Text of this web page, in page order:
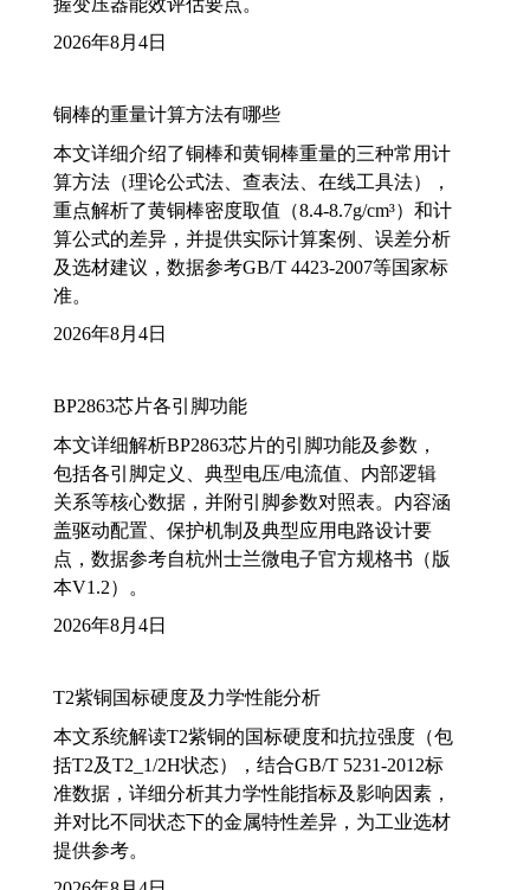
握变压器能效评估要点。
2026年8月4日
铜棒的重量计算方法有哪些
本文详细介绍了铜棒和黄铜棒重量的三种常用计
算方法（理论公式法、查表法、在线工具法），
重点解析了黄铜棒密度取值（8.4-8.7g/cm³）和计
算公式的差异，并提供实际计算案例、误差分析
及选材建议，数据参考GB/T 4423-2007等国家标
准。
2026年8月4日
BP2863芯片各引脚功能
本文详细解析BP2863芯片的引脚功能及参数，
包括各引脚定义、典型电压/电流值、内部逻辑
关系等核心数据，并附引脚参数对照表。内容涵
盖驱动配置、保护机制及典型应用电路设计要
点，数据参考自杭州士兰微电子官方规格书（版
本V1.2）。
2026年8月4日
T2紫铜国标硬度及力学性能分析
本文系统解读T2紫铜的国标硬度和抗拉强度（包
括T2及T2_1/2H状态），结合GB/T 5231-2012标
准数据，详细分析其力学性能指标及影响因素，
并对比不同状态下的金属特性差异，为工业选材
提供参考。